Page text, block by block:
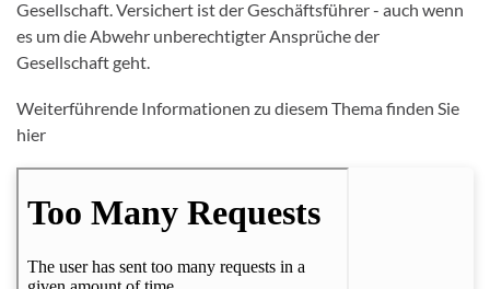
Gesellschaft. Versichert ist der Geschäftsführer - auch wenn
es um die Abwehr unberechtigter Ansprüche der
Gesellschaft geht.
Weiterführende Informationen zu diesem Thema finden Sie
hier